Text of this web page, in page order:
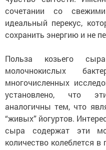
сочетании со
идеальный перекус,
сохранить энергию и не
Польза козьего
молочнокислых
многочисленных
установлено, что
аналогичны тем, что
“живых” йогуртов.
сыра содержат эти
количество колеблется